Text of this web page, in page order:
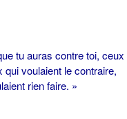
tu auras contre toi, ceux
voulaient le contraire,
rien faire. »